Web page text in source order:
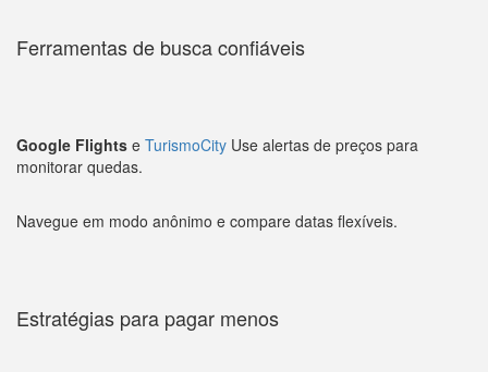
Ferramentas de busca confiáveis
Google Flights e TurismoCity Use alertas de preços para
monitorar quedas.
Navegue em modo anônimo e compare datas flexíveis.
Estratégias para pagar menos